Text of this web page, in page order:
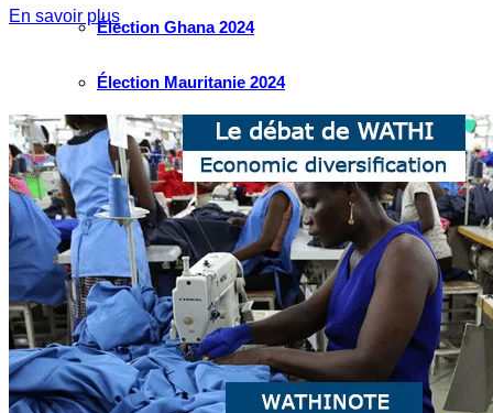
Élection Ghana 2024
Élection Mauritanie 2024
Élection Tchad 2024
Election Nigéria 2023
Les défis liés à l’eau en Afrique de l’Ouest
Initiative villes ouest-africaines : Abidjan
Initiative Élection Tchad 2021
En savoir plus